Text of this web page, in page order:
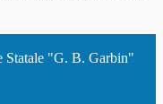
Statale "G. B. Garbin"